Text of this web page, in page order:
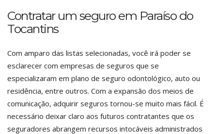
Contratar um seguro em Paraíso do
Tocantins
Com amparo das listas selecionadas, você irá poder se
esclarecer com empresas de seguros que se
especializaram em plano de seguro odontológico, auto ou
residência, entre outros. Com a expansão dos meios de
comunicação, adquirir seguros tornou-se muito mais fácil. É
necessário deixar claro aos futuros contratantes que os
seguradores abrangem recursos intocáveis administrados